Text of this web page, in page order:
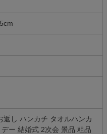
返し ハンカチ タオルハンカ
ー 結婚式 2次会 景品 粗品